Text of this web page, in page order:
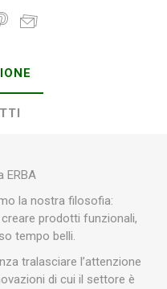
ERBA
la nostra filosofia:
prodotti funzionali,
tempo belli.
tralasciare l’attenzione
di cui il settore è